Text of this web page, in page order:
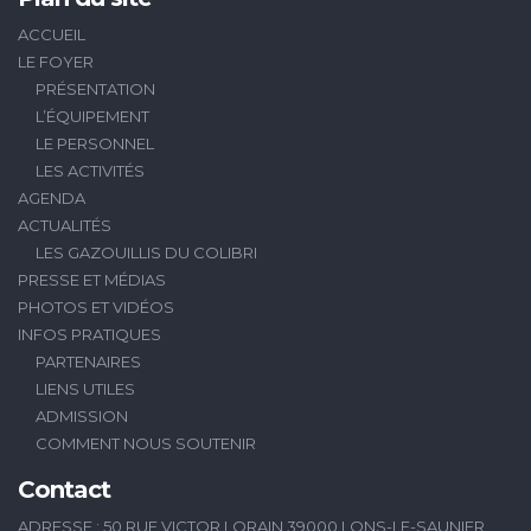
ACCUEIL
LE FOYER
PRÉSENTATION
L’ÉQUIPEMENT
LE PERSONNEL
LES ACTIVITÉS
AGENDA
ACTUALITÉS
LES GAZOUILLIS DU COLIBRI
PRESSE ET MÉDIAS
PHOTOS ET VIDÉOS
INFOS PRATIQUES
PARTENAIRES
LIENS UTILES
ADMISSION
COMMENT NOUS SOUTENIR
Contact
ADRESSE : 50 RUE VICTOR LORAIN 39000 LONS-LE-SAUNIER